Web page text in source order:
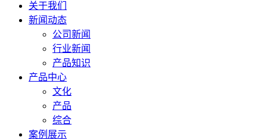
关于我们
新闻动态
公司新闻
行业新闻
产品知识
产品中心
文化
产品
综合
案例展示